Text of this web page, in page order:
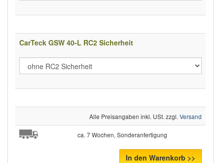
CarTeck GSW 40-L RC2 Sicherheit
Alle Preisangaben inkl. USt. zzgl. Versand
ca. 7 Wochen, Sonderanfertigung
In den Warenkorb >>